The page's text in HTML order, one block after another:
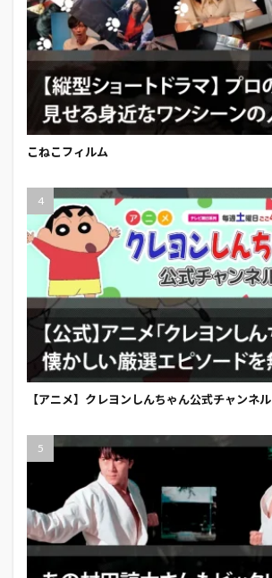
こねこフィルム
【アニメ】クレヨンしんちゃん公式チャンネル